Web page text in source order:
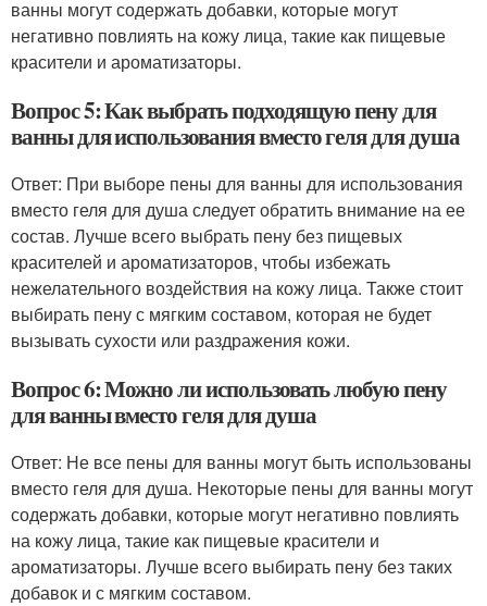
ванны могут содержать добавки, которые могут
негативно повлиять на кожу лица, такие как пищевые
красители и ароматизаторы.
Вопрос 5: Как выбрать подходящую пену для
ванны для использования вместо геля для душа
Ответ: При выборе пены для ванны для использования
вместо геля для душа следует обратить внимание на ее
состав. Лучше всего выбрать пену без пищевых
красителей и ароматизаторов, чтобы избежать
нежелательного воздействия на кожу лица. Также стоит
выбирать пену с мягким составом, которая не будет
вызывать сухости или раздражения кожи.
Вопрос 6: Можно ли использовать любую пену
для ванны вместо геля для душа
Ответ: Не все пены для ванны могут быть использованы
вместо геля для душа. Некоторые пены для ванны могут
содержать добавки, которые могут негативно повлиять
на кожу лица, такие как пищевые красители и
ароматизаторы. Лучше всего выбирать пену без таких
добавок и с мягким составом.